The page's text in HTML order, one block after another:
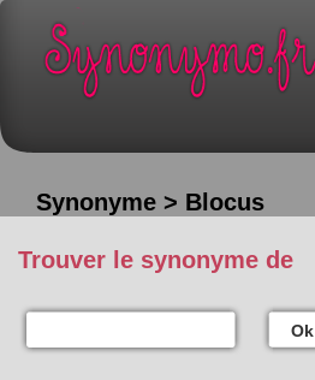
Synonyme > Blocus
Trouver le synonyme de
Ok